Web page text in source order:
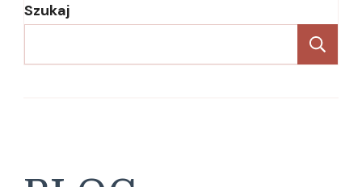
Szukaj